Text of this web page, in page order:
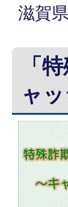
滋賀
「
ャ